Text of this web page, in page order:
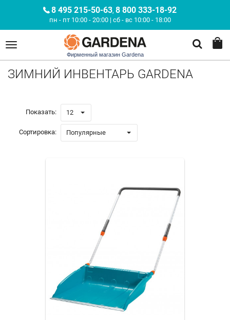
8 495 215-50-63, 8 800 333-18-92
пн - пт 10:00 - 20:00 | сб - вс 10:00 - 18:00
Фирменный магазин Gardena
ЗИМНИЙ ИНВЕНТАРЬ GARDENA
Показать: 12
Сортировка: Популярные